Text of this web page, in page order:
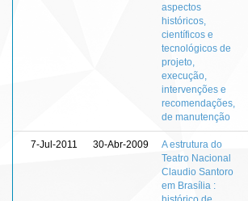
aspectos
históricos,
científicos e
tecnológicos de
projeto,
execução,
intervenções e
recomendações,
de manutenção
7-Jul-2011 30-Abr-2009
A estrutura do
Teatro Nacional
Claudio Santoro
em Brasília :